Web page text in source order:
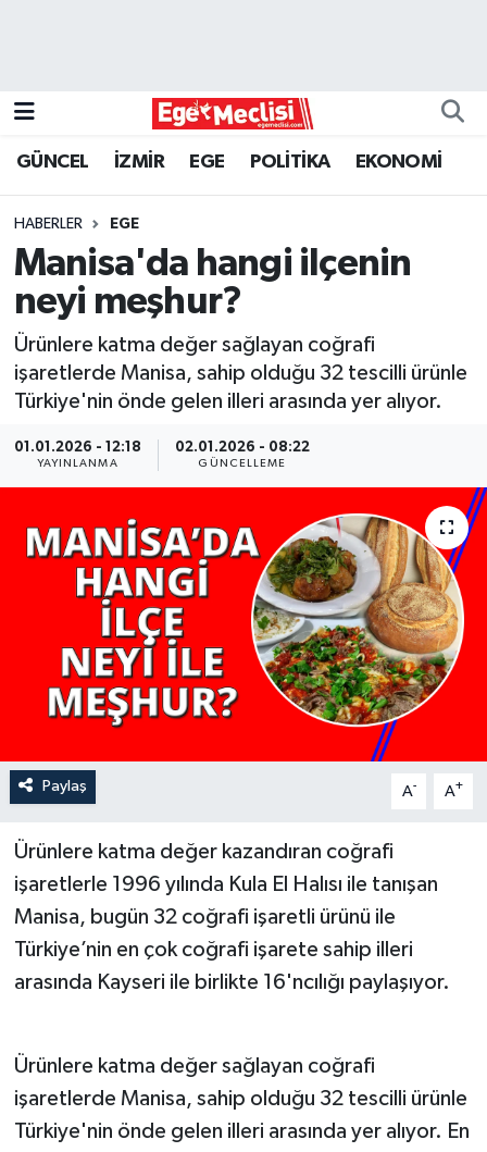
GÜNCEL İZMİR EGE POLİTİKA EKONOMİ
HABERLER EGE
Manisa'da hangi ilçenin
neyi meşhur?
Ürünlere katma değer sağlayan coğrafi
işaretlerde Manisa, sahip olduğu 32 tescilli ürünle
Türkiye'nin önde gelen illeri arasında yer alıyor.
01.01.2026 - 12:18
YAYINLANMA
02.01.2026 - 08:22
GÜNCELLEME
Paylaş A- A+
Ürünlere katma değer kazandıran coğrafi
işaretlerle 1996 yılında Kula El Halısı ile tanışan
Manisa, bugün 32 coğrafi işaretli ürünü ile
Türkiye’nin en çok coğrafi işarete sahip illeri
arasında Kayseri ile birlikte 16'ncılığı paylaşıyor.
Ürünlere katma değer sağlayan coğrafi
işaretlerde Manisa, sahip olduğu 32 tescilli ürünle
Türkiye'nin önde gelen illeri arasında yer alıyor. En
GÜNCEL
İZMİR
ÖZEL HABER
Programlar
SPOR
YAŞAM